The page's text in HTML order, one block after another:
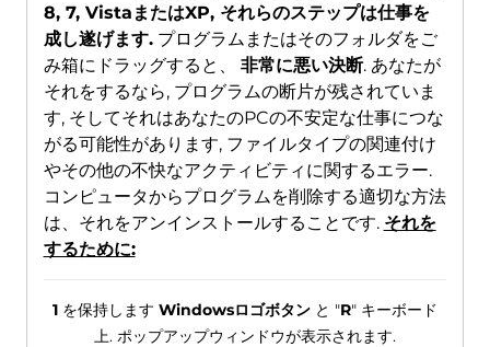
8, 7, VistaまたはXP, それらのステップは仕事を
成し遂げます.プログラムまたはそのフォルダをご
み箱にドラッグすると、 非常に悪い決断. あなたが
それをするなら, プログラムの断片が残されていま
す, そしてそれはあなたのPCの不安定な仕事につな
がる可能性があります, ファイルタイプの関連付け
やその他の不快なアクティビティに関するエラー.
コンピュータからプログラムを削除する適切な方法
は、それをアンインストールすることです. それを
するために:
1を保持します Windowsロゴボタンと "R" キーボード
上. ポップアップウィンドウが表示されます.